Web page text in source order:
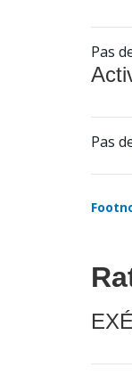
Pas
Pas